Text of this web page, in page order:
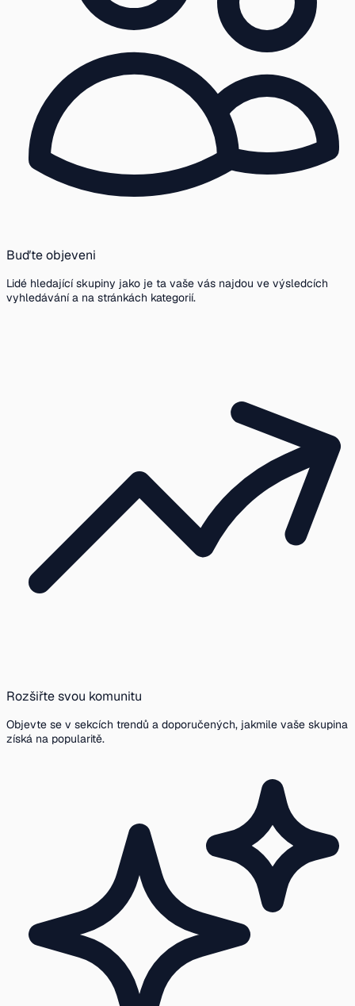
Buďte objeveni
Lidé hledající skupiny jako je ta vaše vás najdou ve výsledcích
vyhledávání a na stránkách kategorií.
Rozšiřte svou komunitu
Objevte se v sekcích trendů a doporučených, jakmile vaše skupina
získá na popularitě.